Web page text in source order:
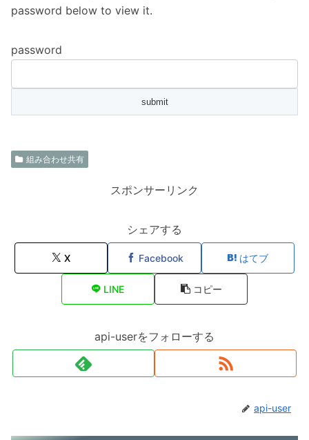
password below to view it.
password
組み合わせ共有
スポンサーリンク
シェアする
X Facebook はてブ
LINE コピー
api-userをフォローする
api-user